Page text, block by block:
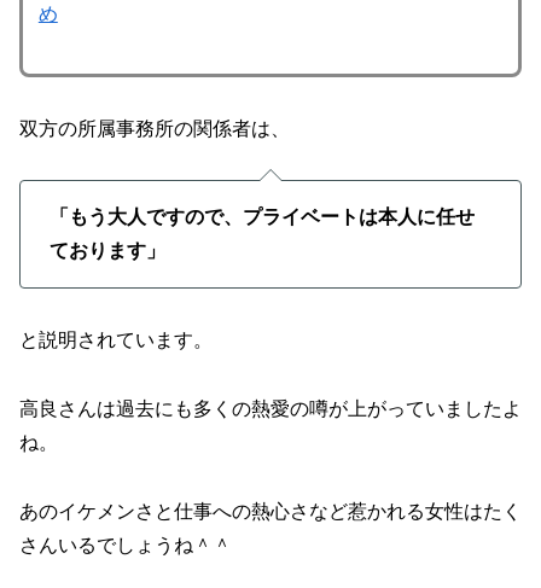
め
双方の所属事務所の関係者は、
「もう大人ですので、プライベートは本人に任せ
ております」
と説明されています。
高良さんは過去にも多くの熱愛の噂が上がっていましたよ
ね。
あのイケメンさと仕事への熱心さなど惹かれる女性はたく
さんいるでしょうね＾＾